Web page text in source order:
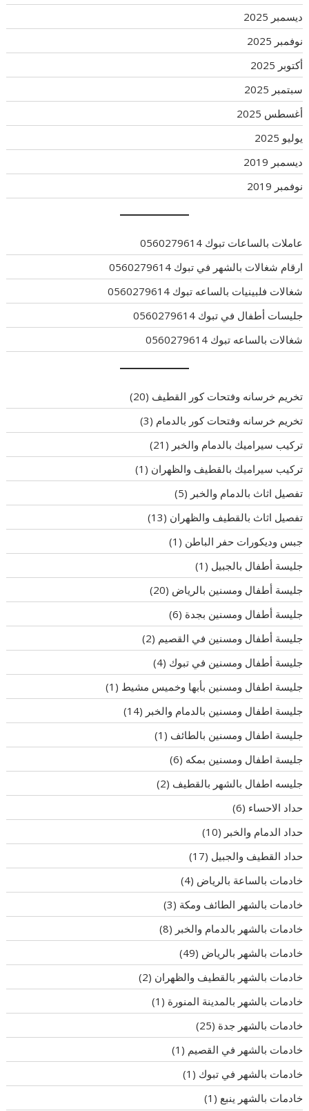
ديسمبر 2025
نوفمبر 2025
أكتوبر 2025
سبتمبر 2025
أغسطس 2025
يوليو 2025
ديسمبر 2019
نوفمبر 2019
عاملات بالساعات تبوك 0560279614
ارقام شغالات بالشهر في تبوك 0560279614
شغالات فلبينيات بالساعه تبوك 0560279614
جليسات أطفال في تبوك 0560279614
شغالات بالساعه تبوك 0560279614
تخريم خرسانه وفتحات كور القطيف (20)
تخريم خرسانه وفتحات كور بالدمام (3)
تركيب سيراميك بالدمام والخبر (21)
تركيب سيراميك بالقطيف والظهران (1)
تفصيل اثاث بالدمام والخبر (5)
تفصيل اثاث بالقطيف والظهران (13)
جبس وديكورات حفر الباطن (1)
جليسة أطفال بالجبيل (1)
جليسة أطفال ومسنين بالرياض (20)
جليسة أطفال ومسنين بجدة (6)
جليسة أطفال ومسنين في القصيم (2)
جليسة أطفال ومسنين في تبوك (4)
جليسة اطفال ومسنين بأبها وخميس مشيط (1)
جليسة اطفال ومسنين بالدمام والخبر (14)
جليسة اطفال ومسنين بالطائف (1)
جليسة اطفال ومسنين بمكه (6)
جليسه اطفال بالشهر بالقطيف (2)
حداد الاحساء (6)
حداد الدمام والخبر (10)
حداد القطيف والجبيل (17)
خادمات بالساعة بالرياض (4)
خادمات بالشهر الطائف ومكة (3)
خادمات بالشهر بالدمام والخبر (8)
خادمات بالشهر بالرياض (49)
خادمات بالشهر بالقطيف والظهران (2)
خادمات بالشهر بالمدينة المنورة (1)
خادمات بالشهر جدة (25)
خادمات بالشهر في القصيم (1)
خادمات بالشهر في تبوك (1)
خادمات بالشهر ينبع (1)